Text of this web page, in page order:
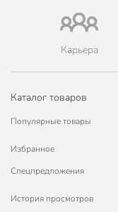
Вес в упаковке
Карьера
Каталог товаров
Популярные товары
Избранное
Спецпредложения
История просмотров